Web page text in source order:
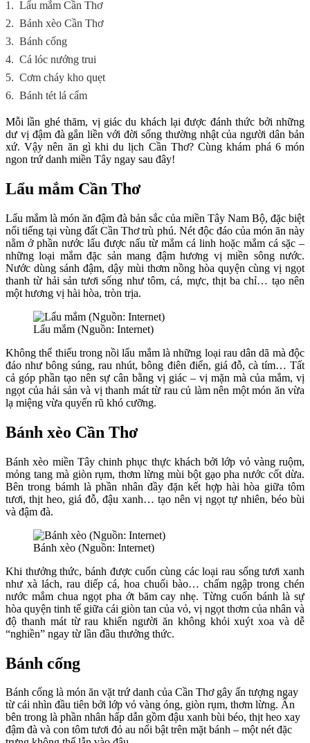
1. Lẩu mắm Cần Thơ
2. Bánh xèo Cần Thơ
3. Bánh cống
4. Cá lóc nướng trui
5. Cơm cháy kho quẹt
6. Bánh tét lá cẩm
Mỗi lần ghé thăm, vị giác du khách lại được đánh thức bởi những
dư vị đậm đà gắn liền với đời sống thường nhật của người dân bản
xứ. Vậy nên ăn gì khi du lịch Cần Thơ? Cùng khám phá 6 món
ngon trứ danh miền Tây ngay sau đây!
Lẩu mắm Cần Thơ
Lẩu mắm là món ăn đậm đà bản sắc của miền Tây Nam Bộ, đặc biệt
nổi tiếng tại vùng đất Cần Thơ trù phú. Nét độc đáo của món ăn này
nằm ở phần nước lẩu được nấu từ mắm cá linh hoặc mắm cá sặc –
những loại mắm đặc sản mang đậm hương vị miền sông nước.
Nước dùng sánh đậm, dậy mùi thơm nồng hòa quyện cùng vị ngọt
thanh từ hải sản tươi sống như tôm, cá, mực, thịt ba chỉ… tạo nên
một hương vị hài hòa, tròn trịa.
Lẩu mắm (Nguồn: Internet)
Không thể thiếu trong nồi lẩu mắm là những loại rau dân dã mà độc
đáo như bông súng, rau nhút, bông điên điển, giá đỗ, cà tím… Tất
cả góp phần tạo nên sự cân bằng vị giác – vị mặn mà của mắm, vị
ngọt của hải sản và vị thanh mát từ rau củ làm nên một món ăn vừa
lạ miệng vừa quyến rũ khó cưỡng.
Bánh xèo Cần Thơ
Bánh xèo miền Tây chinh phục thực khách bởi lớp vỏ vàng ruộm,
mỏng tang mà giòn rụm, thơm lừng mùi bột gạo pha nước cốt dừa.
Bên trong bámh là phần nhân đầy đặn kết hợp hài hòa giữa tôm
tươi, thịt heo, giá đỗ, đậu xanh… tạo nên vị ngọt tự nhiên, béo bùi
và đậm đà.
Bánh xèo (Nguồn: Internet)
Khi thưởng thức, bánh được cuốn cùng các loại rau sống tươi xanh
như xà lách, rau diếp cá, hoa chuối bào… chấm ngập trong chén
nước mắm chua ngọt pha ớt băm cay nhẹ. Từng cuốn bánh là sự
hòa quyện tinh tế giữa cái giòn tan của vỏ, vị ngọt thơm của nhân và
độ thanh mát từ rau khiến người ăn không khỏi xuýt xoa và dễ
“nghiền” ngay từ lần đầu thưởng thức.
Bánh cống
Bánh cống là món ăn vặt trứ danh của Cần Thơ gây ấn tượng ngay
từ cái nhìn đầu tiên bởi lớp vỏ vàng óng, giòn rụm, thơm lừng. Ẩn
bên trong là phần nhân hấp dẫn gồm đậu xanh bùi béo, thịt heo xay
đậm đà và con tôm tươi đỏ au nổi bật trên mặt bánh – một nét đặc